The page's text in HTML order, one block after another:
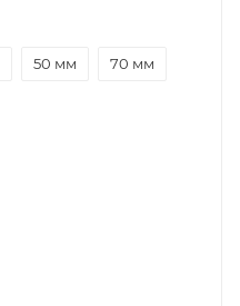
50 мм 70 мм